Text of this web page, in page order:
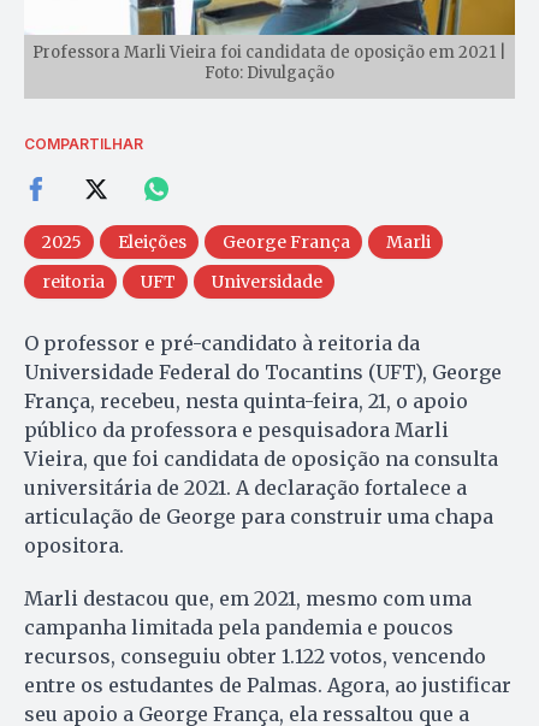
Professora Marli Vieira foi candidata de oposição em 2021 |
Foto: Divulgação
COMPARTILHAR
2025 Eleições George França
Marli
reitoria
UFT Universidade
O professor e pré-candidato à reitoria da
Universidade Federal do Tocantins (UFT), George
França, recebeu, nesta quinta-feira, 21, o apoio
público da professora e pesquisadora Marli
Vieira, que foi candidata de oposição na consulta
universitária de 2021. A declaração fortalece a
articulação de George para construir uma chapa
opositora.
Marli destacou que, em 2021, mesmo com uma
campanha limitada pela pandemia e poucos
recursos, conseguiu obter 1.122 votos, vencendo
entre os estudantes de Palmas. Agora, ao justificar
seu apoio a George França, ela ressaltou que a